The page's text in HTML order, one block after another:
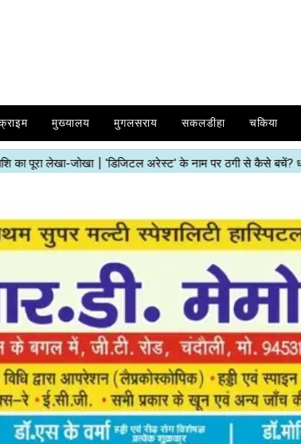
मुख्यालय मुगलसराय सकलडीहा चकिया